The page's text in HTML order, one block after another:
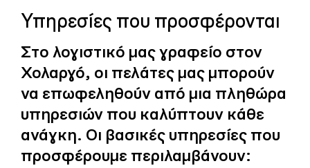
Υπηρεσίες που προσφέρονται
Στο λογιστικό μας γραφείο στον
Χολαργό, οι πελάτες μας μπορούν
να επωφεληθούν από μια πληθώρα
υπηρεσιών που καλύπτουν κάθε
ανάγκη. Οι βασικές υπηρεσίες που
προσφέρουμε περιλαμβάνουν: